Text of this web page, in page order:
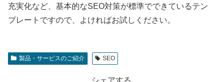
充実化など、基本的なSEO対策が標準でできているテン
プレートですので、よければお試しください。
製品・サービスのご紹介 SEO